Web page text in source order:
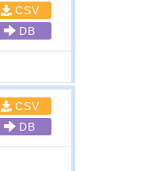
CSV
DB
CSV
DB